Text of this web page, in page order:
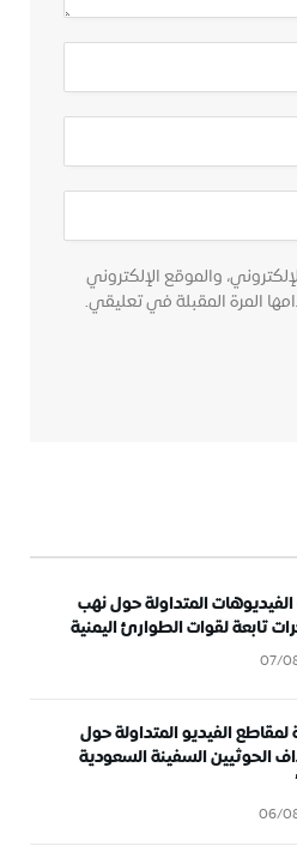
والموقع الإلكتروني
المرة المقبلة في تعليقي.
المتداولة حول نهب
تابعة لقوات الطوارئ اليمنية
07/
الفيديو المتداولة حول
الحوثيين السفينة السعودية
06/